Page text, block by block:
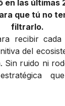
en las últimas
que tú no
filtrarlo.
recibir cada
del
Sin ruido ni